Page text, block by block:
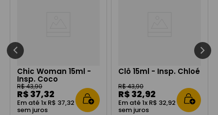
Chic Woman 15ml -
Insp. Coco
Mademoiselle
R$43,90
R$ 37,32
Em até1x R$ 37,32
sem juros
Clô 15ml - Insp. Chloé
R$43,90
R$ 32,92
Em até1x R$ 32,92
sem juros